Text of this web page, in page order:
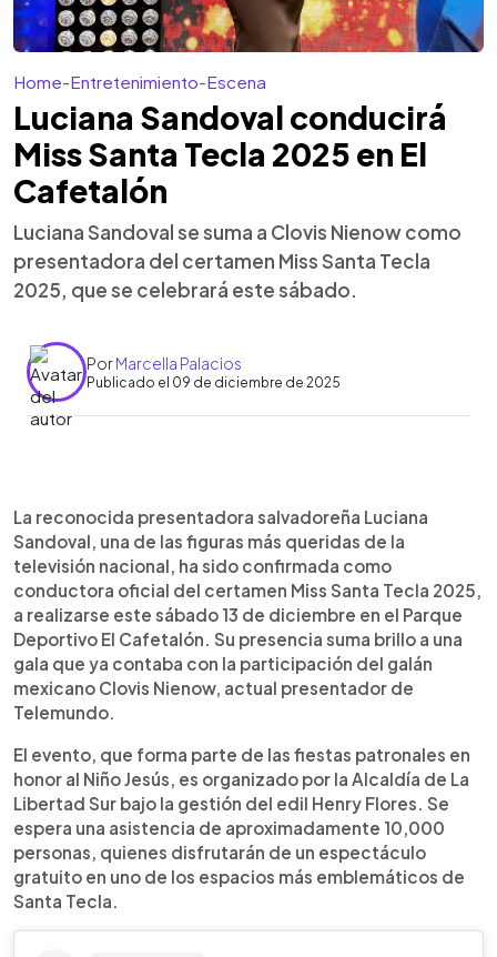
Home-Entretenimiento-Escena
Luciana Sandoval conducirá
Miss Santa Tecla 2025 en El
Cafetalón
Luciana Sandoval se suma a Clovis Nienow como
presentadora del certamen Miss Santa Tecla
2025, que se celebrará este sábado.
PorMarcella Palacios
Publicado el 09 de diciembre de 2025
Escuchar artículo
Luciana Sandoval ha sido confirmada como la
presentadora oficial de Miss Santa Tecla 2025, el
certamen de belleza más esperado de las fiestas
patronales del municipio. El evento se celebrará
este sábado 13 de diciembre a las 7:00 p. m. en el
Parque Deportivo El Cafetalón, con entrada
gratuita para todo el público. La acompañará el
conductor mexicano Clovis Nienow, conocido por
su participación en realities y programas de
televisión. Nueve candidatas competirán por la
corona en una gala que busca resaltar la identidad
y el talento tecleño, organizada por la alcaldía de
La Libertad Sur.
La reconocida presentadora salvadoreña Luciana
Sandoval, una de las figuras más queridas de la
televisión nacional, ha sido confirmada como
conductora oficial del certamen Miss Santa Tecla 2025,
a realizarse este sábado 13 de diciembre en el Parque
Deportivo El Cafetalón. Su presencia suma brillo a una
gala que ya contaba con la participación del galán
mexicano Clovis Nienow, actual presentador de
Telemundo.
El evento, que forma parte de las fiestas patronales en
honor al Niño Jesús, es organizado por la Alcaldía de La
Libertad Sur bajo la gestión del edil Henry Flores. Se
espera una asistencia de aproximadamente 10,000
personas, quienes disfrutarán de un espectáculo
gratuito en uno de los espacios más emblemáticos de
Santa Tecla.